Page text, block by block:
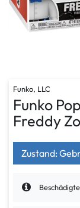
Funko, LLC
Funko
Freddy
Zustand: